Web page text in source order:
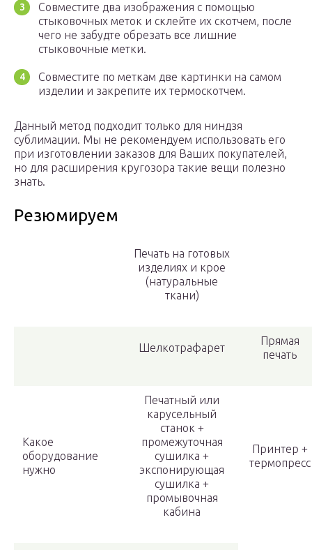
Совместите два изображения с помощью
стыковочных меток и склейте их скотчем, после
чего не забудте обрезать все лишние
стыковочные метки.
Совместите по меткам две картинки на самом
изделии и закрепите их термоскотчем.
Данный метод подходит только для ниндзя
сублимации. Мы не рекомендуем использовать его
при изготовлении заказов для Ваших покупателей,
но для расширения кругозора такие вещи полезно
знать.
Резюмируем
Печать на готовых
изделиях и крое
(натуральные
ткани)
Шелкотрафарет
Прямая
печать
Какое
оборудование
нужно
Печатный или
карусельный
станок +
промежуточная
сушилка +
экспонирующая
сушилка +
промывочная
кабина
Принтер +
термопресс